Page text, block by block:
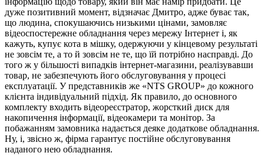
дуже позитивний момент, відзначає Дмитро, адже буває так,
що людина, спокушаючись низькими цінами, замовляє
відеоспостережне обладнання через мережу Інтернет і, як
кажуть, купує кота в мішку, одержуючи у кінцевому результаті
не зовсім те, а то й зовсім не те, що їй потрібно насправді. До
того ж у більшості випадків інтернет-магазини, реалізувавши
товар, не забезпечують його обслуговування у процесі
експлуатації. У представників же «NTS GROUP» до кожного
клієнта індивідуальний підхід. Як правило, до основного
комплекту входить відеореєстратор, жорсткий диск для
накопичення інформації, відеокамери та монітор. За
побажанням замовника надається деяке додаткове обладнання.
Ну, і, звісно ж, фірма гарантує постійне обслуговування
наданого нею обладнання.